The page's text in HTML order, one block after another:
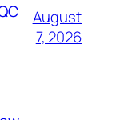
August
7, 2026